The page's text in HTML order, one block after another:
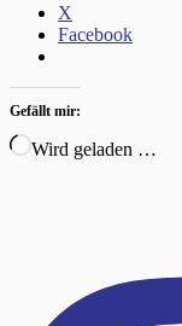
X
Facebook
Gefällt mir:
Wird geladen …